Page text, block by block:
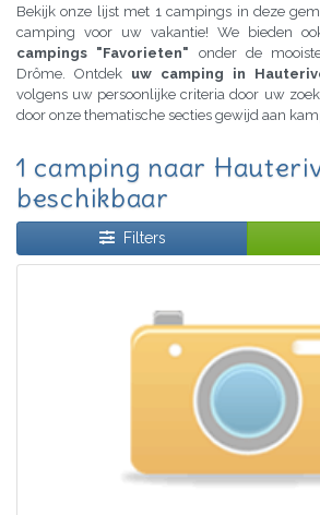
Bekijk onze lijst met 1 campings in deze
camping voor uw vakantie! We bieden
campings "Favorieten" onder de
Drôme. Ontdek uw camping in
volgens uw persoonlijke criteria door uw
door onze thematische secties gewijd aan
1 camping naar
beschikbaar
Filters